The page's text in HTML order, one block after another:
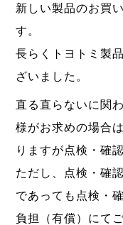
新しい製品のお買
す。
長らくトヨトミ製
ざいました。
直る直らないに関
様がお求めの場合
りますが点検・確
ただし、点検・確
であっても点検・
負担（有償）にて